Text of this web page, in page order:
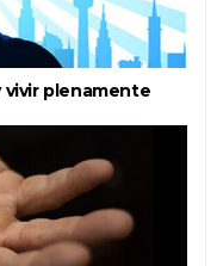
vivir plenamente